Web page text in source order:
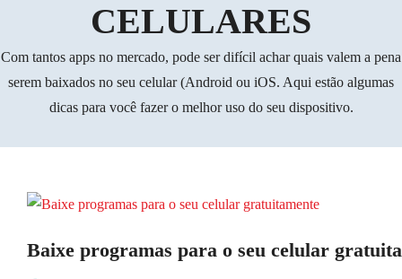
CELULARES
Com tantos apps no mercado, pode ser difícil achar quais valem a pena
serem baixados no seu celular (Android ou iOS. Aqui estão algumas
dicas para você fazer o melhor uso do seu dispositivo.
Baixe programas para o seu celular